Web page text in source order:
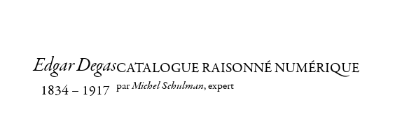
Edgar Degas
1834– 1917
CATALOGUE RAISONNÉ NUMÉRIQUE
parMichel Schulman, expert